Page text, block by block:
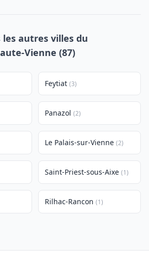
les autres villes du
Vienne (87)
Feytiat (3)
Panazol (2)
Le Palais-sur-Vienne (2)
Saint-Priest-sous-Aixe (1)
Rilhac-Rancon (1)